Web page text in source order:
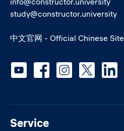
study@constructor.university
中文官网 - Official Chinese Site
Service
Social media